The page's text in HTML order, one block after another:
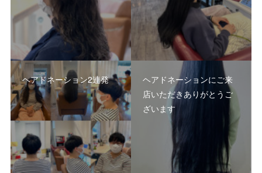
ヘアドネーション2連発
ヘアドネーションにご来
店いただきありがとうご
ざいます